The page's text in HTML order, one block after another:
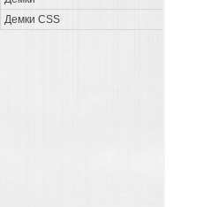
Демки CSS